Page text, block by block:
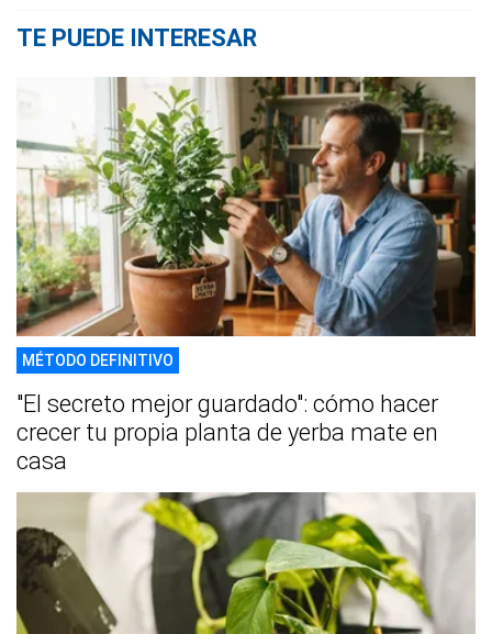
TE PUEDE INTERESAR
MÉTODO DEFINITIVO
"El secreto mejor guardado": cómo hacer
crecer tu propia planta de yerba mate en
casa